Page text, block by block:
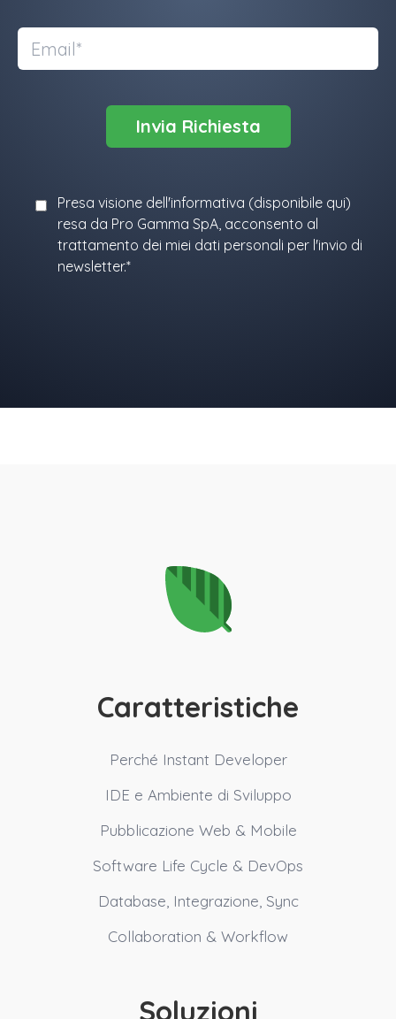
Presa visione dell'informativa (disponibile qui)
resa da Pro Gamma SpA, acconsento al
trattamento dei miei dati personali per l'invio di
newsletter.*
Caratteristiche
Perché Instant Developer
IDE e Ambiente di Sviluppo
Pubblicazione Web & Mobile
Software Life Cycle & DevOps
Database, Integrazione, Sync
Collaboration & Workflow
Soluzioni